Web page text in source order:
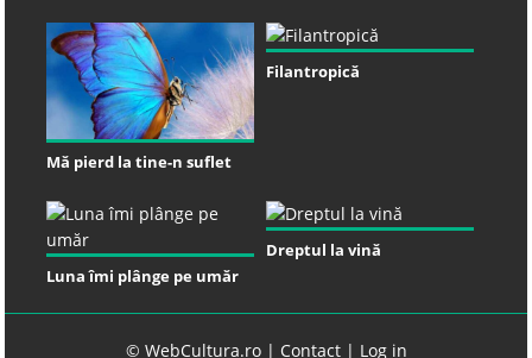
Mă pierd la tine-n suflet
Filantropică
Luna îmi plânge pe umăr
Dreptul la vină
© WebCultura.ro | Contact| Log in